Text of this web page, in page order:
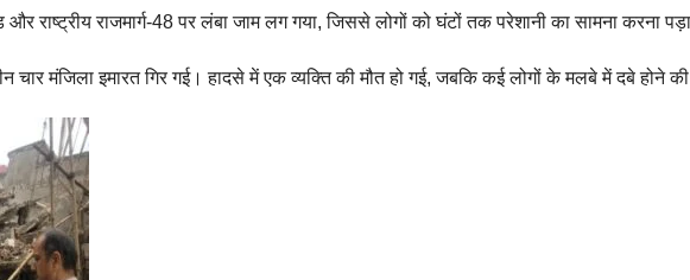
राष्ट्रीय राजमार्ग-48 पर लंबा जाम लग गया, जिससे लोगों को घंटों तक परेशानी का सामना करना
चार मंजिला इमारत गिर गई। हादसे में एक व्यक्ति की मौत हो गई, जबकि कई लोगों के मलबे में दबे होने